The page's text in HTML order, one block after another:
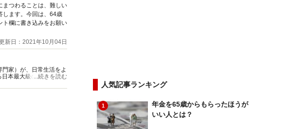
まつわることは、難しい
します。今回は、64歳
ト欄に書き込みをお願い
新日：2021年10月04日
家）が、日常生活をよ
本最大級の総合情報サ
...続きを読む
人気記事ランキング
1
年金を65歳からもらったほうが
いい人とは？